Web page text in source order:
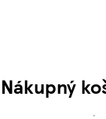
Nákupný